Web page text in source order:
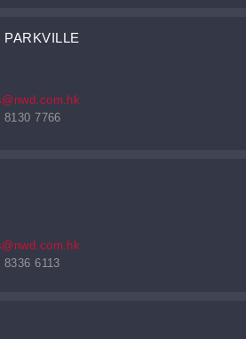
PARKVILLE
8130 7766
8336 6113